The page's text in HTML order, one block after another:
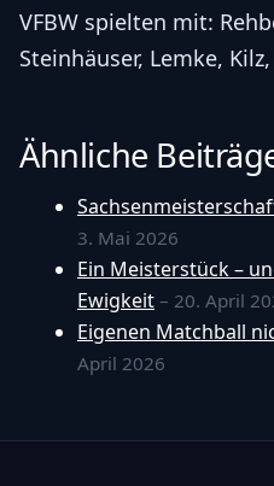
VFBW spielten mit:
Steinhäuser, Lemke,
Ähnliche
3. Mai 2026
Ein Meisterstück –
Ewigkeit – 20. April
Eigenen Matchball
April 2026